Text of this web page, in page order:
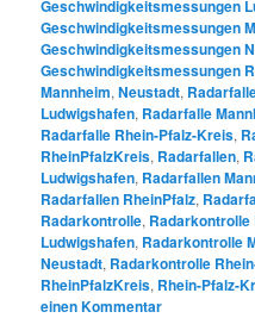
Geschwindigkeitsmessungen
Geschwindigkeitsmessungen
Geschwindigkeitsmessungen
Geschwindigkeitsmessungen
Mannheim,Neustadt,
Ludwigshafen, Radarfalle
Radarfalle Rhein-Pfalz-Kreis,
RheinPfalzKreis, Radarfallen,
Ludwigshafen, Radarfallen
Radarfallen RheinPfalz,
Radarkontrolle, Radarkontrolle
Ludwigshafen, Radarkontrolle
Neustadt, Radarkontrolle
RheinPfalzKreis, Rhein-Pfalz-
einen Kommentar